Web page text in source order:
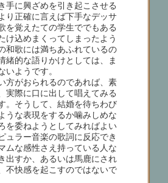
手に興ざめを引き起こさせる
り正確に言えば下手なデッサ
を覚えたての学生ででもある
け込めまくってしまったよう
和歌には満ちあふれているの
緒的な語りかけとしては、ま
いようです。
方がおられるのであれば、素
実際に口に出して唱えてみる
。そうして、結婚を待ちわび
うな表現をするか噛みしめな
を委ねようとしてみればよい
ュラー音楽の歌詞に反応でき
ムな感性さえ持っている人な
出すか、あるいは馬鹿にされ
不快感を起こすのではないで